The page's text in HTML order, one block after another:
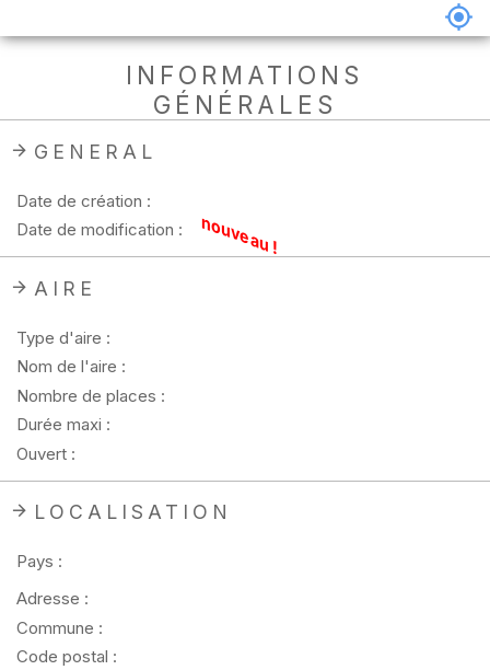
hors
ligne
INFORMATIONS
GÉNÉRALES
GENERAL
Date de création :
Date de modification :
nouveau !
AIRE
Type d'aire :
Nom de l'aire :
Nombre de places :
Durée maxi :
Ouvert :
LOCALISATION
Pays :
Adresse :
Commune :
Code postal :